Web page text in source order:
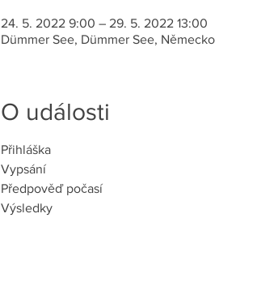
24. 5. 2022 9:00 – 29. 5. 2022 13:00
Dümmer See, Dümmer See, Německo
O události
Přihláška
Vypsání
Předpověď počasí
Výsledky